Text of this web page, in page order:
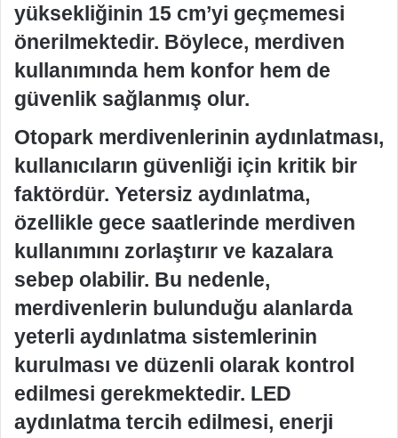
yüksekliğinin 15 cm’yi geçmemesi
önerilmektedir. Böylece, merdiven
kullanımında hem konfor hem de
güvenlik sağlanmış olur.
Otopark merdivenlerinin aydınlatması,
kullanıcıların güvenliği için kritik bir
faktördür. Yetersiz aydınlatma,
özellikle gece saatlerinde merdiven
kullanımını zorlaştırır ve kazalara
sebep olabilir. Bu nedenle,
merdivenlerin bulunduğu alanlarda
yeterli aydınlatma sistemlerinin
kurulması ve düzenli olarak kontrol
edilmesi gerekmektedir. LED
aydınlatma tercih edilmesi, enerji